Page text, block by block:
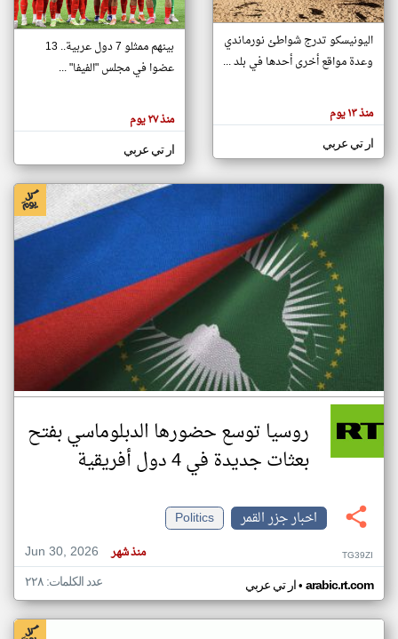
تغيير الدولة
اخبار جزر القمر على مدار الساعة
أهم اخبار جزر القمر العاجلة والمباشرة
هنا عن
وجهة
كاتبيها.
اليونيسكو تدرج شواطئ نورماندي
وعدة مواقع أخرى أحدها في بلد ...
منذ ١٣ يوم
ار تي عربي
بينهم ممثلو 7 دول عربية.. 13
عضوا في مجلس "الفيفا" ...
منذ ٢٧ يوم
ار تي عربي
روسيا توسع حضورها الدبلوماسي بفتح
بعثات جديدة في 4 دول أفريقية
اخبار جزر القمر
Politics
Jun 30, 2026
منذ شهر TG39ZI
ار تي عربي• arabic.rt.com عدد الكلمات: ٢٢٨
klyoum.com